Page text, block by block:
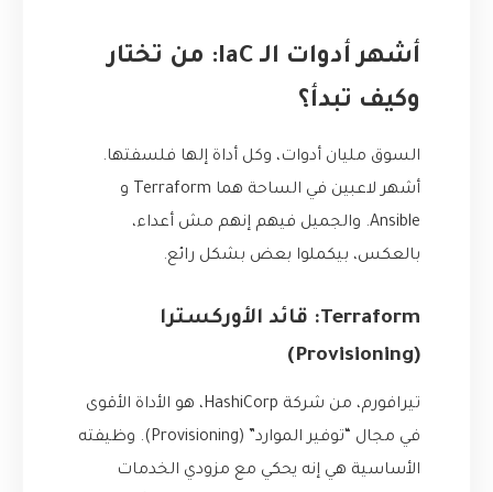
أشهر أدوات الـ IaC: من تختار
وكيف تبدأ؟
السوق مليان أدوات، وكل أداة إلها فلسفتها.
أشهر لاعبين في الساحة هما Terraform و
Ansible. والجميل فيهم إنهم مش أعداء،
بالعكس، بيكملوا بعض بشكل رائع.
Terraform: قائد الأوركسترا
(Provisioning)
تيرافورم، من شركة HashiCorp، هو الأداة الأقوى
في مجال “توفير الموارد” (Provisioning). وظيفته
الأساسية هي إنه يحكي مع مزودي الخدمات